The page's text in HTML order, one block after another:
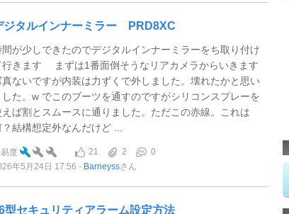
ジタルインナーミラー PRD8XC
間が少しできたのでデジタルインナーミラーをち取り付け
行きます まずは1番面倒そうなリアカメラからいきます
真ないですが内装は力ずくで外しました。壊れたかと思い
した。w でこのブーツを通すのですがシリコンスプレーを
えば割とスムースに通りました。ただこの赤線。これは
結構想定外なんだけど ...
度 21 2
0
年5月24日 17:56
Barneyssさん
型セキュリティアラーム設定方法